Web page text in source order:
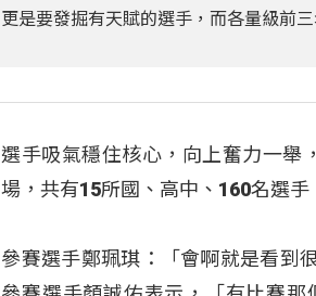
更是要發掘有天賦的選手，而各量級前
選手吸氣穩住核心，向上奮力一舉
場，共有15所國、高中、160名選
參賽選手鄭珮琪：「會啊就是看到